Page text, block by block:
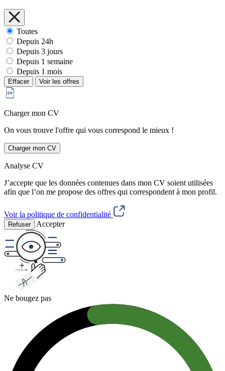
Toutes
Depuis 24h
Depuis 3 jours
Depuis 1 semaine
Depuis 1 mois
Effacer Voir les offres
Charger mon CV
On vous trouve l'offre qui vous correspond le mieux !
Charger mon CV
Analyse CV
J’accepte que les données contenues dans mon CV soient utilisées
afin que l’on me propose des offres qui correspondent à mon profil.
Voir la politique de confidentialité
Refuser Accepter
Ne bougez pas